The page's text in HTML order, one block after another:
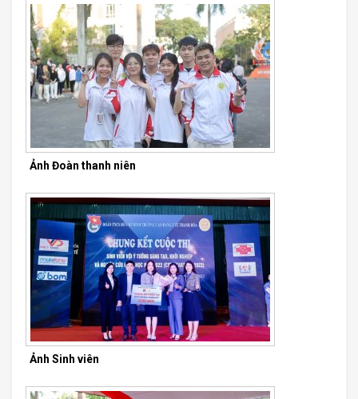
Ảnh Đoàn thanh niên
Ảnh Sinh viên